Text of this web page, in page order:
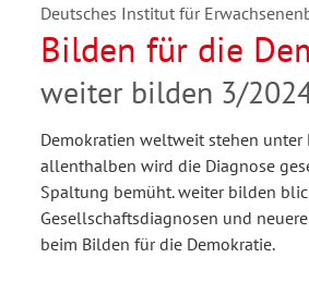
Deutsches Institut für
Bilden für die
weiter bilden 3/
Demokratien weltweit stehen unter
allenthalben wird die Diagnose
Spaltung bemüht. weiter bilden
Gesellschaftsdiagnosen und
beim Bilden für die Demokratie.